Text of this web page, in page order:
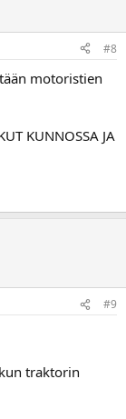
#8
motoristien
KUNNOSSA JA
#9
traktorin